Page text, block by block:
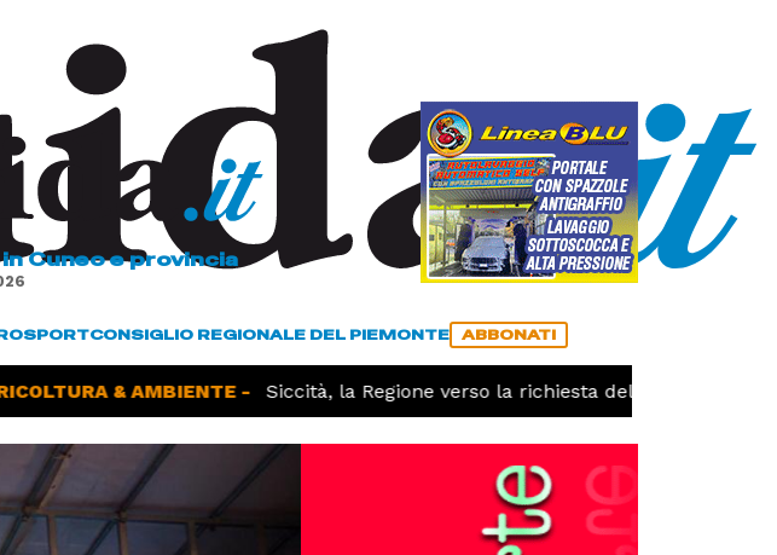
Cuneo e provincia
SPORTCONSIGLIO REGIONALE DEL PIEMONTE ABBONATI
& AMBIENTE - Siccità, la Regione verso la richiesta dello stato di